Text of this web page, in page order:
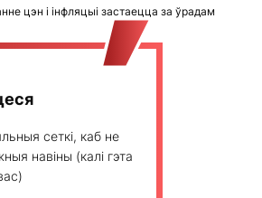
цэн і інфляцыі застаецца за ўрадам
сеткі, каб не
навіны (калі гэта